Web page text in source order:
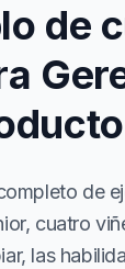
de
de
cuatro
las